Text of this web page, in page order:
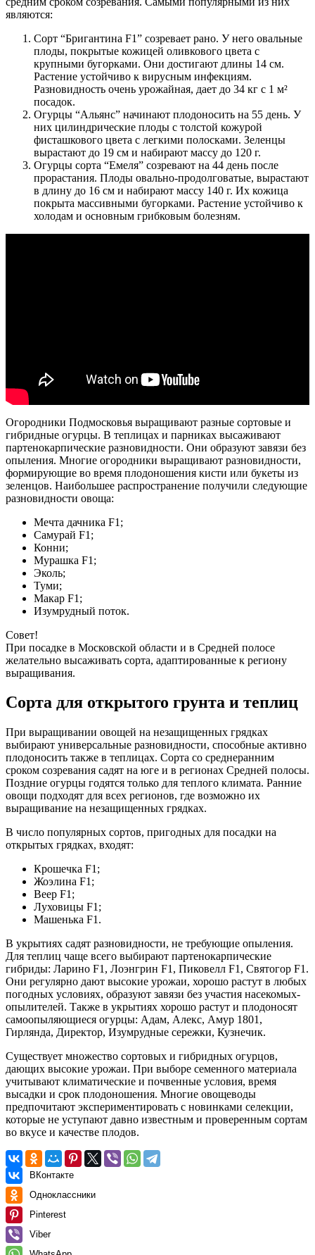
являются:
Сорт “Бригантина F1” созревает рано. У него овальные
плоды, покрытые кожицей оливкового цвета с
крупными бугорками. Они достигают длины 14 см.
Растение устойчиво к вирусным инфекциям.
Разновидность очень урожайная, дает до 34 кг с 1 м²
посадок.
Огурцы “Альянс” начинают плодоносить на 55 день. У
них цилиндрические плоды с толстой кожурой
фисташкового цвета с легкими полосками. Зеленцы
вырастают до 19 см и набирают массу до 120 г.
Огурцы сорта “Емеля” созревают на 44 день после
прорастания. Плоды овально-продолговатые, вырастают
в длину до 16 см и набирают массу 140 г. Их кожица
покрыта массивными бугорками. Растение устойчиво к
холодам и основным грибковым болезням.
Огородники Подмосковья выращивают разные сортовые и
гибридные огурцы. В теплицах и парниках высаживают
партенокарпические разновидности. Они образуют завязи без
опыления. Многие огородники выращивают разновидности,
формирующие во время плодоношения кисти или букеты из
зеленцов. Наибольшее распространение получили следующие
разновидности овоща:
Мечта дачника F1;
Самурай F1;
Конни;
Мурашка F1;
Эколь;
Туми;
Макар F1;
Изумрудный поток.
Совет!
При посадке в Московской области и в Средней полосе
желательно высаживать сорта, адаптированные к региону
выращивания.
Сорта для открытого грунта и теплиц
При выращивании овощей на незащищенных грядках
выбирают универсальные разновидности, способные активно
плодоносить также в теплицах. Сорта со среднеранним
сроком созревания садят на юге и в регионах Средней полосы.
Поздние огурцы годятся только для теплого климата. Ранние
овощи подходят для всех регионов, где возможно их
выращивание на незащищенных грядках.
В число популярных сортов, пригодных для посадки на
открытых грядках, входят:
Крошечка F1;
Жоэлина F1;
Веер F1;
Луховицы F1;
Машенька F1.
В укрытиях садят разновидности, не требующие опыления.
Для теплиц чаще всего выбирают партенокарпические
гибриды: Ларино F1, Лоэнгрин F1, Пиковелл F1, Святогор F1.
Они регулярно дают высокие урожаи, хорошо растут в любых
погодных условиях, образуют завязи без участия насекомых-
опылителей. Также в укрытиях хорошо растут и плодоносят
самоопыляющиеся огурцы: Адам, Алекс, Амур 1801,
Гирлянда, Директор, Изумрудные сережки, Кузнечик.
Существует множество сортовых и гибридных огурцов,
дающих высокие урожаи. При выборе семенного материала
учитывают климатические и почвенные условия, время
высадки и срок плодоношения. Многие овощеводы
предпочитают экспериментировать с новинками селекции,
которые не уступают давно известным и проверенным сортам
во вкусе и качестве плодов.
ВКонтакте
Одноклассники
Pinterest
Viber